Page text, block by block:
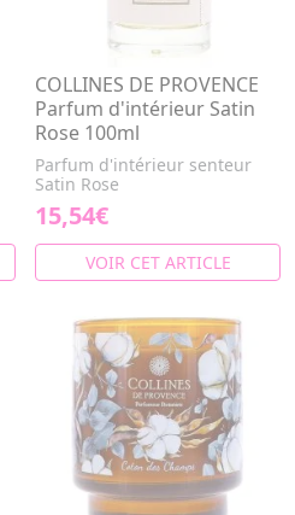
COLLINES DE PROVENCE
Parfum d'intérieur Satin
Rose 100ml
Parfum d'intérieur senteur
Satin Rose
15,54€
VOIR CET ARTICLE